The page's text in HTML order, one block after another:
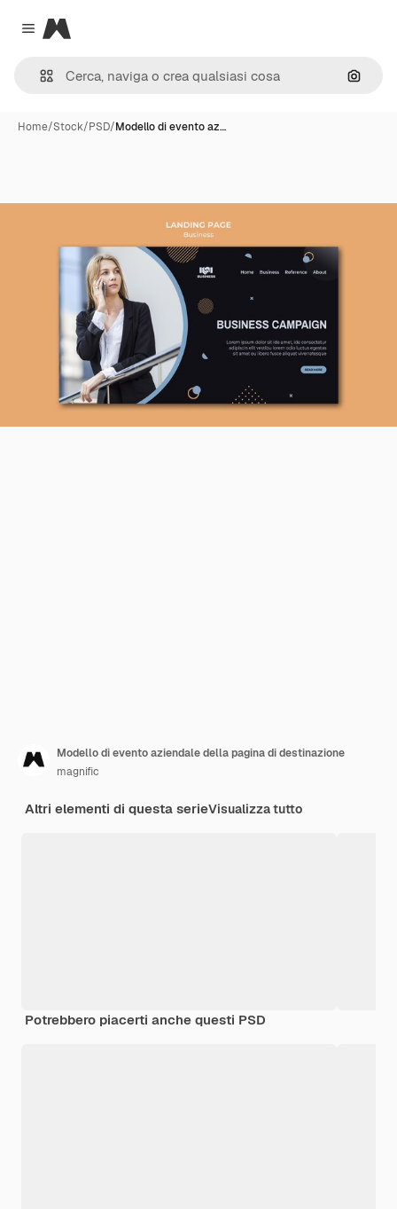
Close menu
Magnific
Cerca
Home/Stock/PSD/Modello di evento az…
Modello di evento aziendale della pagina di destinazione
magnific
Altri elementi di questa serieVisualizza tutto
Potrebbero piacerti anche questi PSD